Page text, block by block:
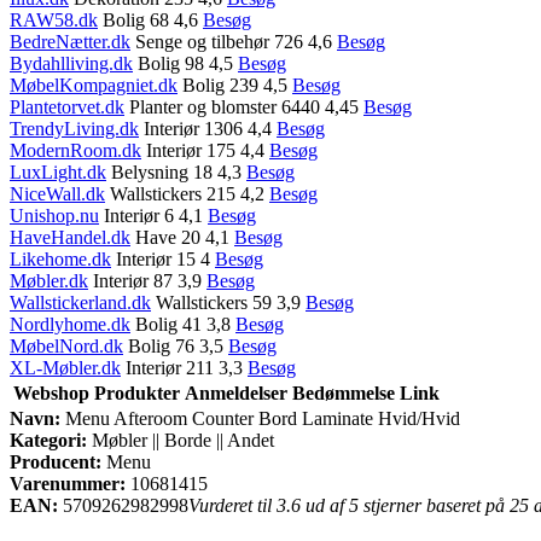
RAW58.dk Bolig 68 4,6 Besøg
BedreNætter.dk Senge og tilbehør 726 4,6 Besøg
Bydahlliving.dk Bolig 98 4,5 Besøg
MøbelKompagniet.dk Bolig 239 4,5 Besøg
Plantetorvet.dk Planter og blomster 6440 4,45 Besøg
TrendyLiving.dk Interiør 1306 4,4 Besøg
ModernRoom.dk Interiør 175 4,4 Besøg
LuxLight.dk Belysning 18 4,3 Besøg
NiceWall.dk Wallstickers 215 4,2 Besøg
Unishop.nu Interiør 6 4,1 Besøg
HaveHandel.dk Have 20 4,1 Besøg
Likehome.dk Interiør 15 4 Besøg
Møbler.dk Interiør 87 3,9 Besøg
Wallstickerland.dk Wallstickers 59 3,9 Besøg
Nordlyhome.dk Bolig 41 3,8 Besøg
MøbelNord.dk Bolig 76 3,5 Besøg
XL-Møbler.dk Interiør 211 3,3 Besøg
Webshop Produkter Anmeldelser Bedømmelse Link
Navn: Menu Afteroom Counter Bord Laminate Hvid/Hvid
Kategori: Møbler || Borde || Andet
Producent: Menu
Varenummer: 10681415
EAN: 5709262982998Vurderet til 3.6 ud af 5 stjerner baseret på 25